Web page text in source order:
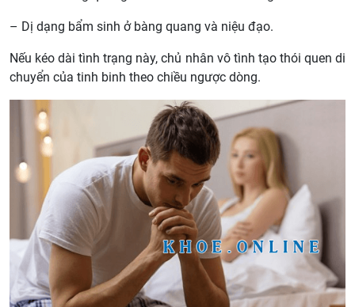
– Dị dạng bẩm sinh ở bàng quang và niệu đạo.
Nếu kéo dài tình trạng này, chủ nhân vô tình tạo thói quen di
chuyển của tinh binh theo chiều ngược dòng.